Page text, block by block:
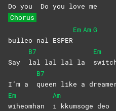
Do you Do you love me
Chorus
bulleo nal ESPER
Em Am G
Say
B7
lal lal lal la
Em
I’m a
B7
queen like a
Em
wiheomhan
Am
i kkumsoge deo